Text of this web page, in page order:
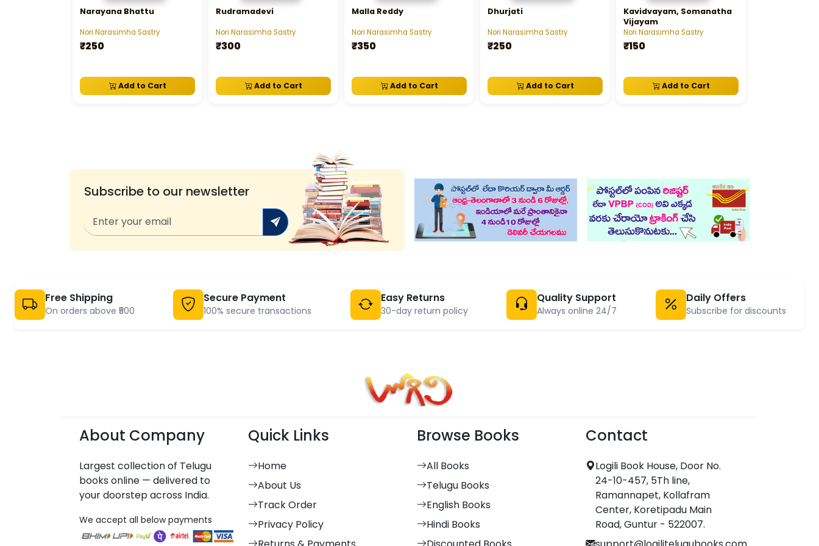
Narayana Bhattu
Nori Narasimha Sastry
₹250
Add to Cart
Rudramadevi
Nori Narasimha Sastry
₹300
Add to Cart
Malla Reddy
Nori Narasimha Sastry
₹350
Add to Cart
Dhurjati
Nori Narasimha Sastry
₹250
Add to Cart
Kavidvayam, Somanatha
Vijayam
Nori Narasimha Sastry
₹150
Add to Cart
Subscribe to our newsletter
Free Shipping
On orders above ₹500
Secure Payment
100% secure transactions
Easy Returns
30-day return policy
Quality Support
Always online 24/7
Daily Offers
Subscribe for discounts
About Company
Largest collection of Telugu
books online — delivered to
your doorstep across India.
We accept all below payments
Quick Links
Home
About Us
Track Order
Privacy Policy
Browse Books
All Books
Telugu Books
English Books
Hindi Books
Contact
Logili Book House, Door No.
24-10-457, 5Th line,
Ramannapet, Kollafram
Center, Koretipadu Main
Road, Guntur - 522007.